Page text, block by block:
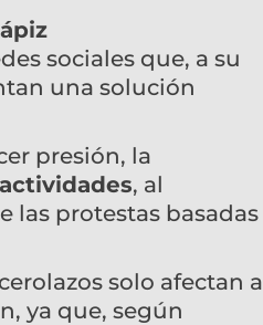
sociales que, a su
una solución
presión, la
, al
las protestas basadas
solo afectan a
ya que, según